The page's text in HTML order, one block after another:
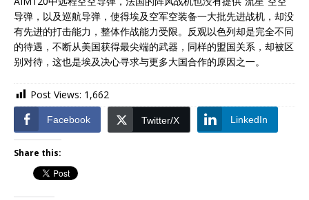
导弹，以及巡航导弹，使得埃及空军空装备一大批先进战机，却没
有先进的打击能力，整体作战能力受限。反观以色列却是完全不同
的待遇，不断从美国获得最尖端的武器，同样的盟国关系，却被区
别对待，这也是埃及决心寻求与更多大国合作的原因之一。
Post Views: 1,662
Facebook Twitter/X LinkedIn
Share this: